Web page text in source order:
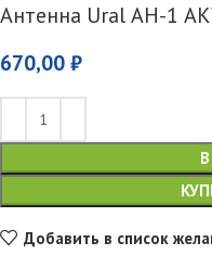
Антенна Ural АН-1
670,00 ₽
Добавить в список